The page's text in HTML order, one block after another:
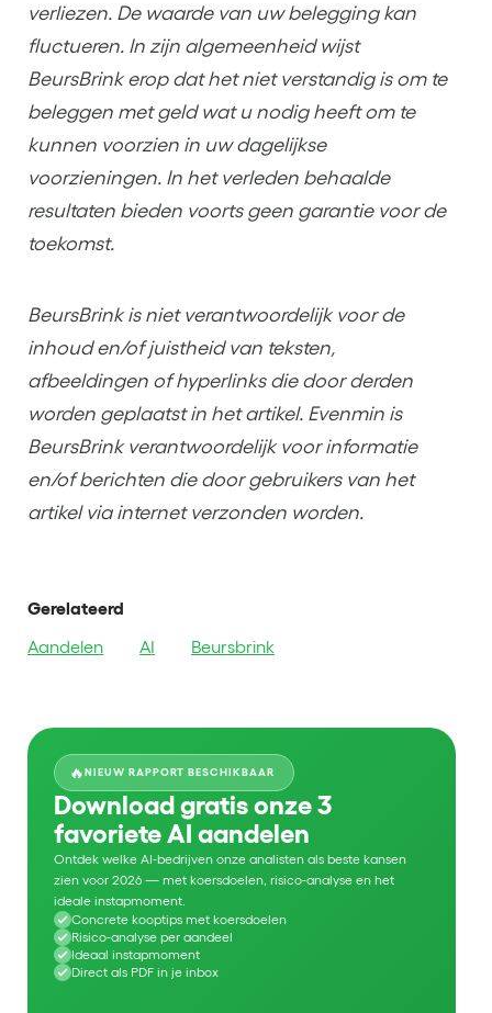
verliezen. De waarde van uw belegging kan
fluctueren. In zijn algemeenheid wijst
BeursBrink erop dat het niet verstandig is om te
beleggen met geld wat u nodig heeft om te
kunnen voorzien in uw dagelijkse
voorzieningen. In het verleden behaalde
resultaten bieden voorts geen garantie voor de
toekomst.
BeursBrink is niet verantwoordelijk voor de
inhoud en/of juistheid van teksten,
afbeeldingen of hyperlinks die door derden
worden geplaatst in het artikel. Evenmin is
BeursBrink verantwoordelijk voor informatie
en/of berichten die door gebruikers van het
artikel via internet verzonden worden.
Gerelateerd
Aandelen
AI Beursbrink
🔥NIEUW RAPPORT BESCHIKBAAR
Download gratis onze 3
favoriete AI aandelen
Ontdek welke AI-bedrijven onze analisten als beste kansen
zien voor 2026 — met koersdoelen, risico-analyse en het
ideale instapmoment.
Concrete kooptips met koersdoelen
Risico-analyse per aandeel
Ideaal instapmoment
Direct als PDF in je inbox